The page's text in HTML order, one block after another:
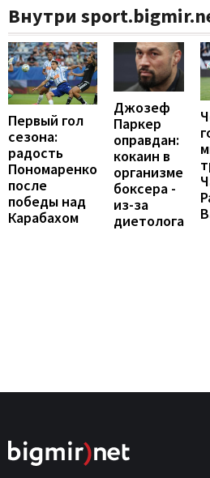
Внутри
Первый гол
сезона:
радость
Пономаренко
после
победы над
Карабахом
Джозеф
Паркер
оправдан:
кокаин в
организме
боксера -
из-за
диетолога